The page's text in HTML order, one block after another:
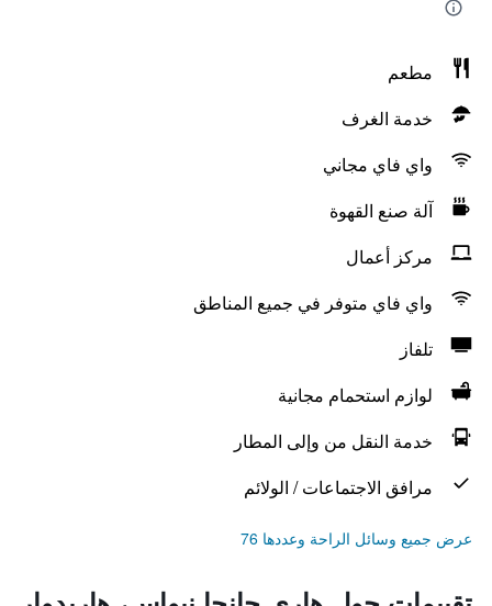
مطعم
خدمة الغرف
واي فاي مجاني
آلة صنع القهوة
مركز أعمال
واي فاي متوفر في جميع المناطق
تلفاز
لوازم استحمام مجانية
خدمة النقل من وإلى المطار
مرافق الاجتماعات / الولائم
عرض جميع وسائل الراحة وعددها 76